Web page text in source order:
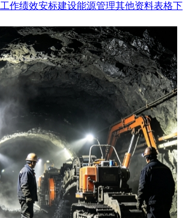
工作绩效安标建设能源管理其他资料表格下